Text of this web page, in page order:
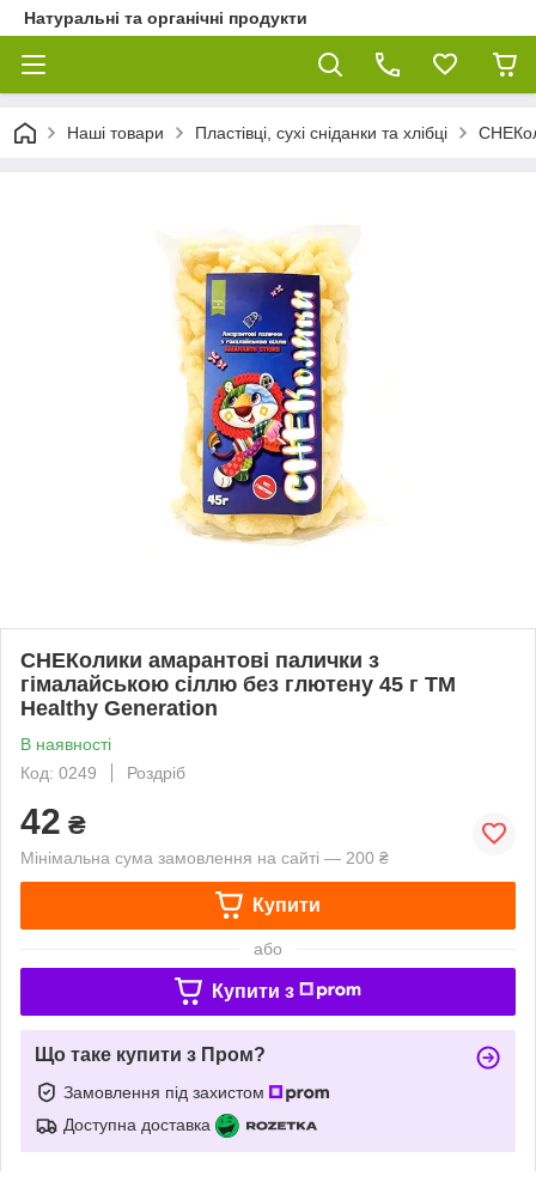
Натуральні та органічні продукти
Наші товари Пластівці, сухі сніданки та хлібці
СНЕКолики амарантові палички з
гімалайською сіллю без глютену 45 г TM
Healthy Generation
В наявності
Код: 0249
Роздріб
42 ₴
Мінімальна сума замовлення на сайті — 200 ₴
Купити
або
Купити з
Що таке купити з Пром?
Замовлення під захистом
Доступна доставка